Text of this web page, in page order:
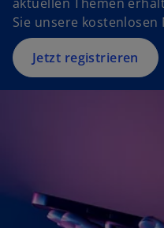
Sie unsere kostenlosen
Jetzt registrieren